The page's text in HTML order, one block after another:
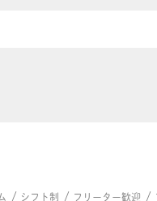
/ シフト制 / フリーター歓迎 /